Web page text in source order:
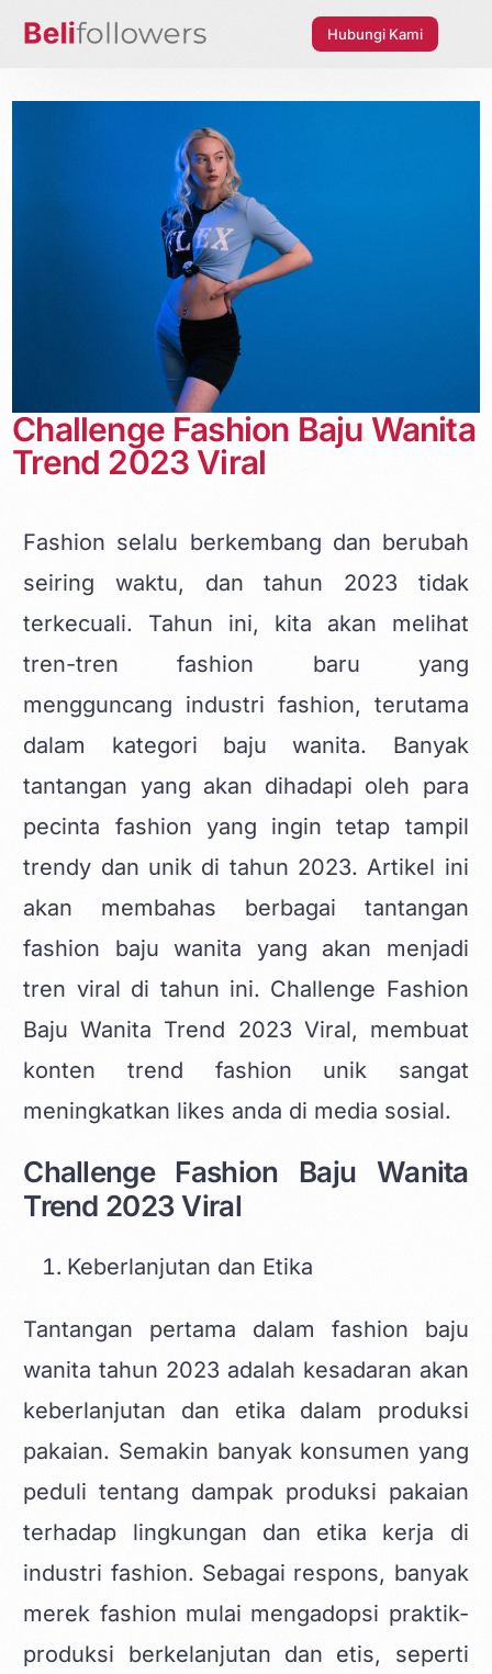
Hubungi Kami
Challenge Fashion Baju Wanita
Trend 2023 Viral
Fashion selalu berkembang dan berubah
seiring waktu, dan tahun 2023 tidak
terkecuali. Tahun ini, kita akan melihat
tren-tren fashion baru yang
mengguncang industri fashion, terutama
dalam kategori baju wanita. Banyak
tantangan yang akan dihadapi oleh para
pecinta fashion yang ingin tetap tampil
trendy dan unik di tahun 2023. Artikel ini
akan membahas berbagai tantangan
fashion baju wanita yang akan menjadi
tren viral di tahun ini. Challenge Fashion
Baju Wanita Trend 2023 Viral, membuat
konten trend fashion unik sangat
meningkatkan likes anda di media sosial.
Challenge Fashion Baju Wanita
Trend 2023 Viral
Keberlanjutan dan Etika
Tantangan pertama dalam fashion baju
wanita tahun 2023 adalah kesadaran akan
keberlanjutan dan etika dalam produksi
pakaian. Semakin banyak konsumen yang
peduli tentang dampak produksi pakaian
terhadap lingkungan dan etika kerja di
industri fashion. Sebagai respons, banyak
merek fashion mulai mengadopsi praktik-
produksi berkelanjutan dan etis, seperti